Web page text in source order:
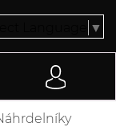
Language ▼